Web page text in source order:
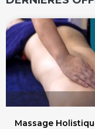
Massage